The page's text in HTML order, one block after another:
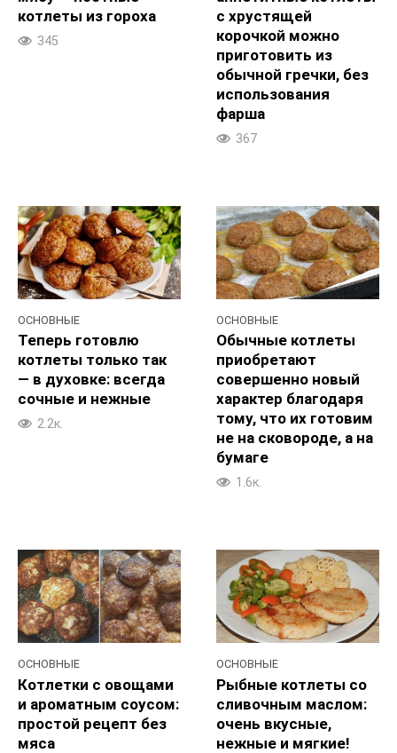
котлеты из гороха
345
с хрустящей
корочкой можно
приготовить из
обычной гречки, без
использования
фарша
367
ОСНОВНЫЕ
Теперь готовлю
котлеты только так
— в духовке: всегда
сочные и нежные
2.2к.
ОСНОВНЫЕ
Обычные котлеты
приобретают
совершенно новый
характер благодаря
тому, что их готовим
не на сковороде, а на
бумаге
1.6к.
ОСНОВНЫЕ
Котлетки с овощами
и ароматным соусом:
простой рецепт без
мяса
ОСНОВНЫЕ
Рыбные котлеты со
сливочным маслом:
очень вкусные,
нежные и мягкие!